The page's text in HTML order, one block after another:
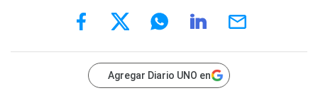
Agregar Diario UNO en